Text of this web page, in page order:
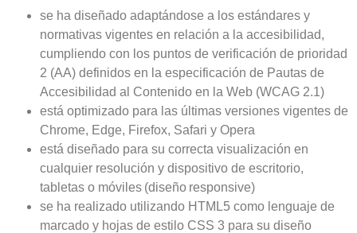
se ha diseñado adaptándose a los estándares y
normativas vigentes en relación a la accesibilidad,
cumpliendo con los puntos de verificación de prioridad
2 (AA) definidos en la especificación de Pautas de
Accesibilidad al Contenido en la Web (WCAG 2.1)
está optimizado para las últimas versiones vigentes de
Chrome, Edge, Firefox, Safari y Opera
está diseñado para su correcta visualización en
cualquier resolución y dispositivo de escritorio,
tabletas o móviles (diseño responsive)
se ha realizado utilizando HTML5 como lenguaje de
marcado y hojas de estilo CSS 3 para su diseño